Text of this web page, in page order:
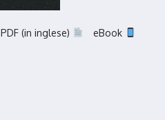
PDF (in inglese) eBook